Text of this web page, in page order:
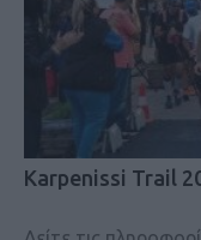
Karpenissi Trail